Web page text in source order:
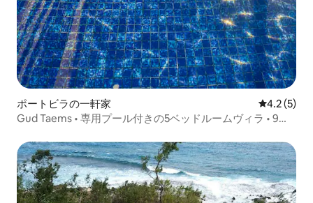
ポートビラの一軒家 レビュー5
4.2 (5)
Gud Taems • 専用プール付きの5ベッドルームヴィラ • 9名